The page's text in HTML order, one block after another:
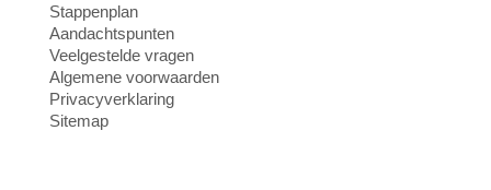
Stappenplan
Aandachtspunten
Veelgestelde vragen
Algemene voorwaarden
Privacyverklaring
Sitemap